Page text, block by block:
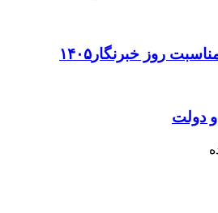
روز خبرنگار۱۴۰۵
دولت